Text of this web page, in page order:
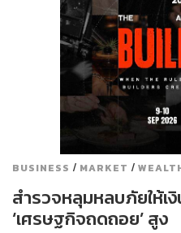
BUSINESS / MARKET /
สำรวจหลุมหลบภัยให้เ
‘เศรษฐกิจถดถอย’ สูง